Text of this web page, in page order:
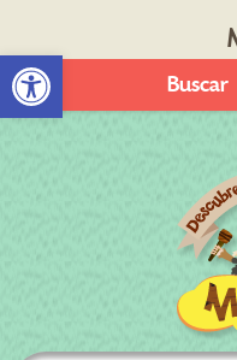
Abrir barra de herramientasBuscar